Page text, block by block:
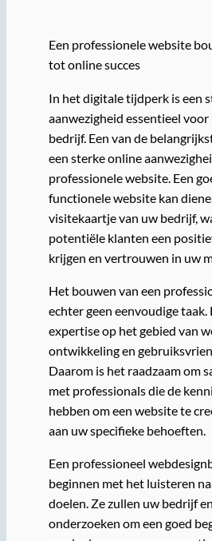
Een professionele website
tot online succes
In het digitale tijdperk is een
aanwezigheid essentieel voor
bedrijf. Een van de
een sterke online
professionele website. Een
functionele website kan
visitekaartje van uw bedrijf,
potentiële klanten een
krijgen en vertrouwen in uw
Het bouwen van een
echter geen eenvoudige
expertise op het gebied van
ontwikkeling en
Daarom is het raadzaam om
met professionals die de
hebben om een website te
aan uw specifieke behoeften.
Een professioneel
beginnen met het luisteren
doelen. Ze zullen uw bedrijf
onderzoeken om een goed